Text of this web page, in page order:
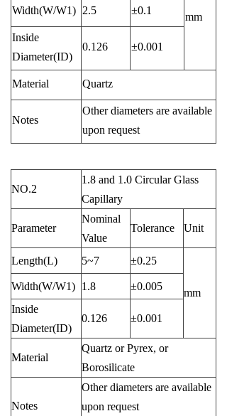
mm
Width(W/W1) 2.5 ±0.1
Inside
Diameter(ID)
0.126 ±0.001
Material Quartz
Notes
Other diameters are available
upon request
NO.2
1.8 and 1.0 Circular Glass
Capillary
Parameter
Nominal
Value
Tolerance Unit
Length(L) 5~7 ±0.25
mm
Width(W/W1) 1.8
±0.005
Inside
Diameter(ID)
0.126 ±0.001
Material
Quartz or Pyrex, or
Borosilicate
Notes
Other diameters are available
upon request